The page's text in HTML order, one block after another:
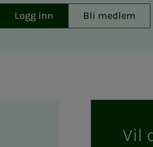
Logg inn Bli medlem
Vil